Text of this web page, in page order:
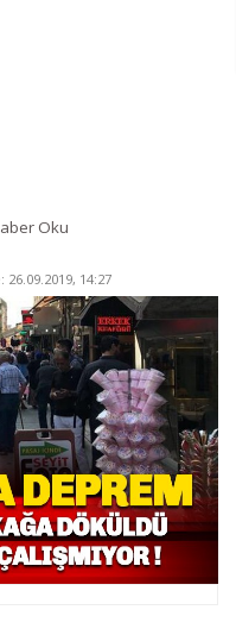
Oku
14:27